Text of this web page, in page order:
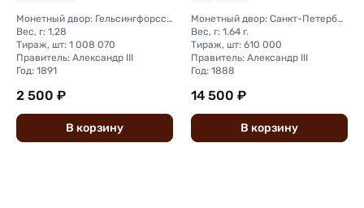
Монетный двор: Гельсингфорсский монетный двор (Финляндия)
Вес, г: 1,28
Тираж, шт: 1 008 070
Правитель: Александр III
Год: 1891
2 500 ₽
В корзину
Монетный двор: Санкт-Петербургский монетный двор
Вес, г: 1.64 г.
Тираж, шт: 610 000
Правитель: Александр III
Год: 1888
14 500 ₽
В корзину